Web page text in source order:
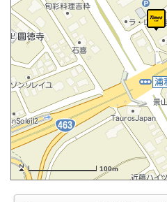
100m